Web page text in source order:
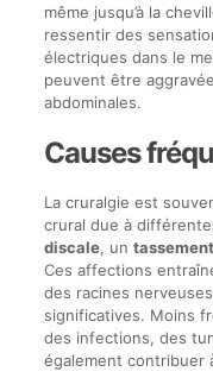
même jusqu’à la
ressentir des
électriques dans le
peuvent être
abdominales.
Causes
La cruralgie est
crural due à
discale, un
Ces affections
des racines
significatives. Moins
des infections, des
également contribuer